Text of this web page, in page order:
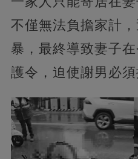
不僅無法負擔家計
暴，最終導致妻子
護令，迫使謝男必須